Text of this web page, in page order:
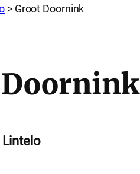
> Groot Doornink
Lintelo